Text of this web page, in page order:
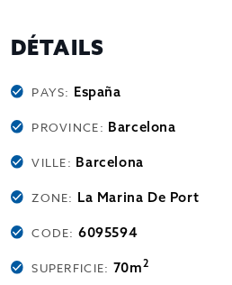
DÉTAILS
PAYS: España
PROVINCE: Barcelona
VILLE: Barcelona
ZONE: La Marina De Port
CODE:6095594
SUPERFICIE: 70m2